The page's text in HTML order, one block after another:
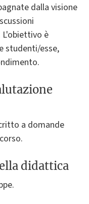
dalla visione
è
studenti/esse,
a domande
didattica